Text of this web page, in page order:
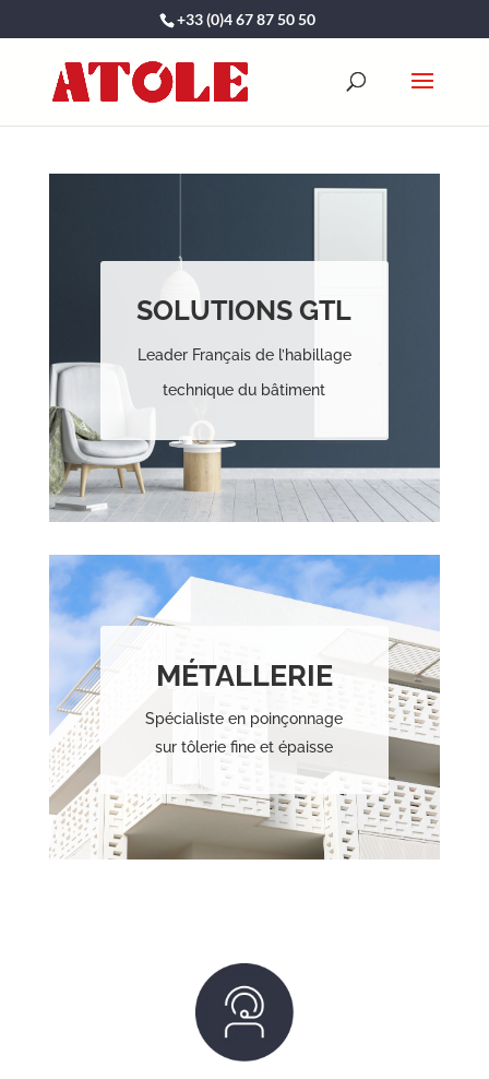
+33 (0)4 67 87 50 50
SOLUTIONS GTL
Leader Français de l’habillage
technique du bâtiment
MÉTALLERIE
Spécialiste en poinçonnage
sur tôlerie fine et épaisse